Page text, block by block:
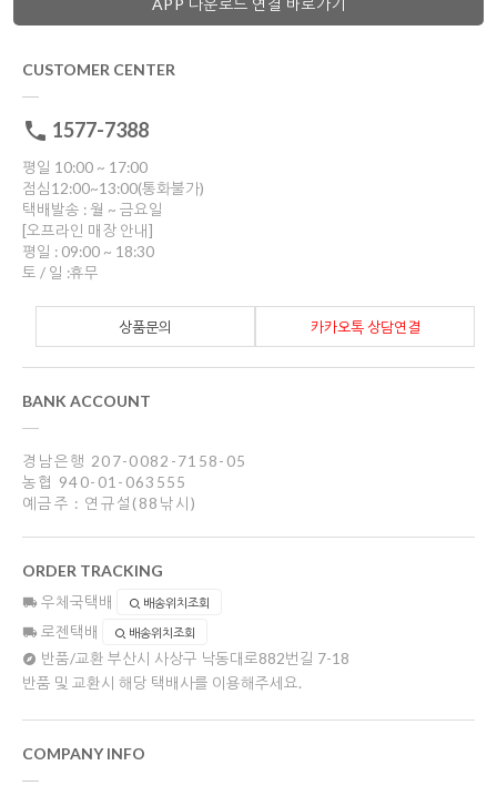
APP 다운로드 연결 바로가기
CUSTOMER CENTER
1577-7388
평일 10:00 ~ 17:00
점심12:00~13:00(통화불가)
택배발송 : 월 ~ 금요일
[오프라인 매장 안내]
평일 : 09:00 ~ 18:30
토 / 일 :휴무
카카오톡 상담연결
상품문의
BANK ACCOUNT
경남은행 207-0082-7158-05
농협 940-01-063555
예금주 : 연규설(88낚시)
ORDER TRACKING
우체국택배 배송위치조회
로젠택배 배송위치조회
반품/교환 부산시 사상구 낙동대로882번길 7-18
반품 및 교환시 해당 택배사를 이용해주세요.
COMPANY INFO